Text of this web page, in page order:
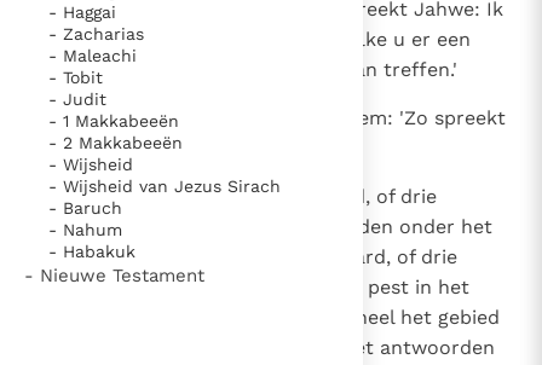
- Haggai
- Zacharias
- Maleachi
- Tobit
- Judit
- 1 Makkabeeën
- 2 Makkabeeën
- Wijsheid
- Wijsheid van Jezus Sirach
- Baruch
- Nahum
- Habakuk
- Nieuwe Testament
'Ga naar David toe en zeg: Zo spreekt Jahwe: Ik
houd u drie straffen voor, uit welke u er een
moet kiezen; daarmee zal Ik u dan treffen.'
Gad ging naar David toe en zei hem: 'Zo spreekt
Jahwe: Doe een keus:
Ofwel drie jaar lang hongersnood, of drie
maanden vluchten voor uw vijanden onder het
woeden van het vijandelijke zwaard, of drie
dagen het zwaard van Jahwe: de pest in het
land. Jahwe's verderfengel over heel het gebied
van Israël. Overleg nu wat ik moet antwoorden